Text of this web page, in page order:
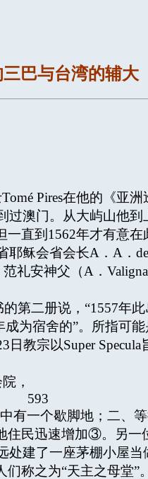
巴与台湾的辅大
Pires在他的《亚
澳门。从大屿山他
直到1562年才有意
稣会省会长A．A．
礼安神父（A．
第二册说，“1557年
为宿舍的”。所指可
教宗以Super
，
593
一个歇脚地；二、
民迅速增加③。另一
处建了一座茅棚小屋
称之为“天主之母堂”